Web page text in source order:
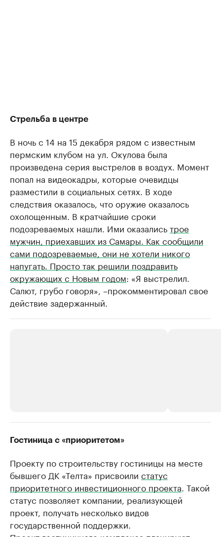
Стрельба в центре
В ночь с 14 на 15 декабря рядом с известным
пермским клубом на ул. Окулова была
произведена серия выстрелов в воздух. Момент
попал на видеокадры, которые очевидцы
разместили в социальных сетях. В ходе
следствия оказалось, что оружие оказалось
охолощенным. В кратчайшие сроки
подозреваемых нашли. Ими оказалисьтрое
мужчин, приехавших из Самары. Как сообщили
сами подозреваемые, они не хотели никого
напугать. Просто так решили поздравить
окружающих с Новым годом: «Я выстрелил.
Салют, грубо говоря», –прокомментировал свое
действие задержанный.
продавцы медийной продукции
Ознакомьтесь с информацией в каталоге
Гостиница с «приоритетом»
Проекту по строительству гостиницы на месте
бывшего ДК «Телта» присвоили статус
приоритетного инвестиционного проекта . Такой
статус позволяет компании, реализующей
проект, получать несколько видов
государственной поддержки.